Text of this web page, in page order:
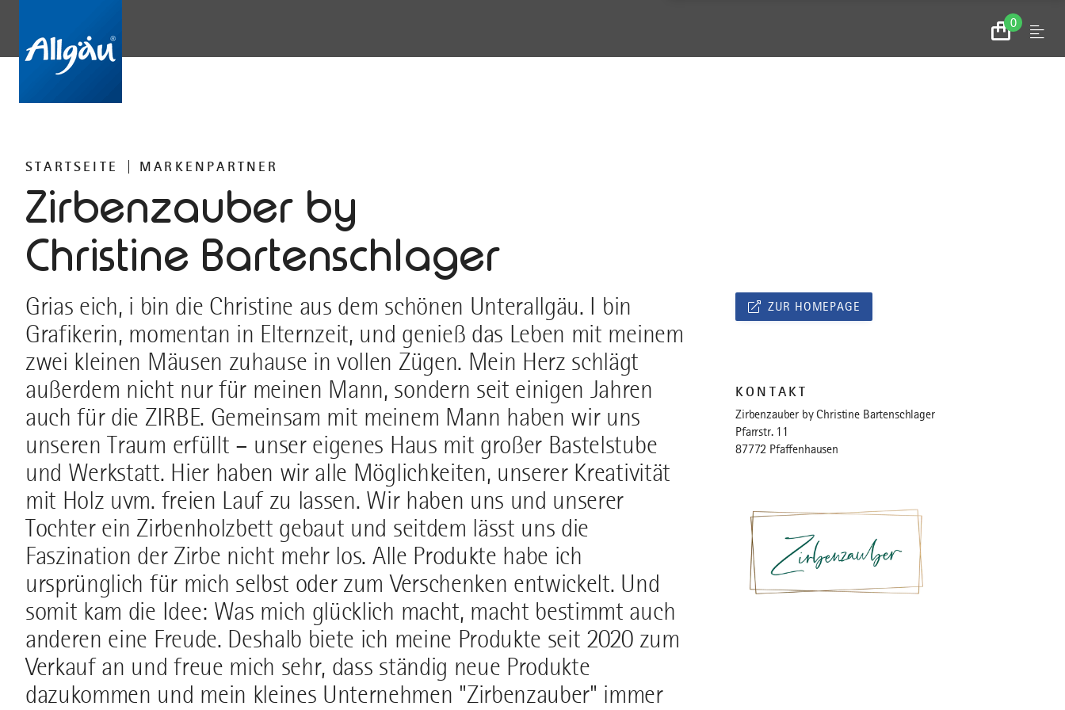
0
Zum
Warenkorb
Menu
STARTSEITE MARKENPARTNER
Zirbenzauber by
Christine Bartenschlager
Grias eich, i bin die Christine aus dem schönen Unterallgäu. I bin
Grafikerin, momentan in Elternzeit, und genieß das Leben mit meinem
zwei kleinen Mäusen zuhause in vollen Zügen. Mein Herz schlägt
außerdem nicht nur für meinen Mann, sondern seit einigen Jahren
auch für die ZIRBE. Gemeinsam mit meinem Mann haben wir uns
unseren Traum erfüllt – unser eigenes Haus mit großer Bastelstube
und Werkstatt. Hier haben wir alle Möglichkeiten, unserer Kreativität
mit Holz uvm. freien Lauf zu lassen. Wir haben uns und unserer
Tochter ein Zirbenholzbett gebaut und seitdem lässt uns die
Faszination der Zirbe nicht mehr los. Alle Produkte habe ich
ursprünglich für mich selbst oder zum Verschenken entwickelt. Und
somit kam die Idee: Was mich glücklich macht, macht bestimmt auch
anderen eine Freude. Deshalb biete ich meine Produkte seit 2020 zum
Verkauf an und freue mich sehr, dass ständig neue Produkte
dazukommen und mein kleines Unternehmen "Zirbenzauber" immer
ZUR HOMEPAGE
KONTAKT
Zirbenzauber by Christine Bartenschlager
Pfarrstr. 11
87772 Pfaffenhausen